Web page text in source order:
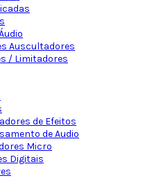
Auscultadores
/ Limitadores
de Efeitos
de Audio
Micro
Digitais